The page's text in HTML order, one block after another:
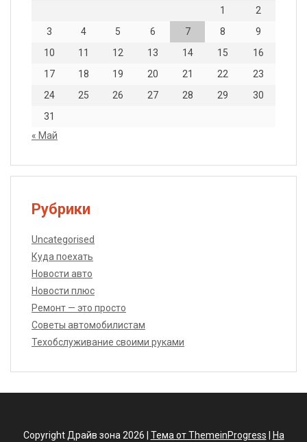
1
2
3
4 5 6 7 8
9
10
11 12 13 14 15
16
17
18 19 20 21 22
23
24
25 26 27 28 29
30
31
« Май
Рубрики
Uncategorised
Куда поехать
Новости авто
Новости плюс
Ремонт — это просто
Советы автомобилистам
Техобслуживание своими руками
Copyright Драйв зона 2026 | Тема от ThemeinProgress
На